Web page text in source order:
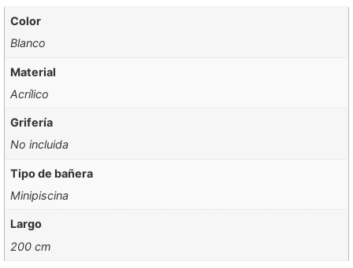
Color
Blanco
Material
Acrílico
Grifería
No incluida
Tipo de bañera
Minipiscina
Largo
200 cm